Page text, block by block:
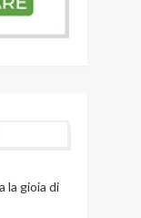
la gioia di